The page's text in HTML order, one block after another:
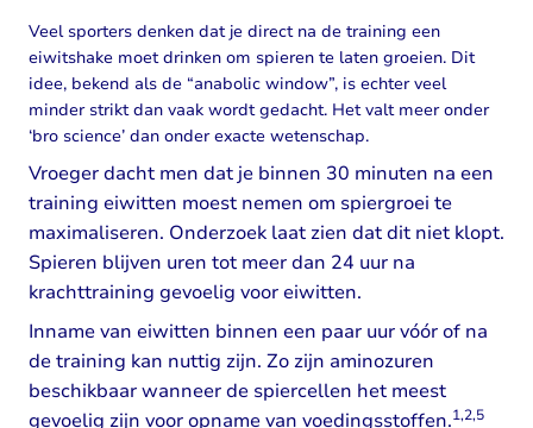
Veel sporters denken dat je direct na de training een
eiwitshake moet drinken om spieren te laten groeien. Dit
idee, bekend als de “anabolic window”, is echter veel
minder strikt dan vaak wordt gedacht. Het valt meer onder
‘bro science’ dan onder exacte wetenschap.
Vroeger dacht men dat je binnen 30 minuten na een
training eiwitten moest nemen om spiergroei te
maximaliseren. Onderzoek laat zien dat dit niet klopt.
Spieren blijven uren tot meer dan 24 uur na
krachttraining gevoelig voor eiwitten.
Inname van eiwitten binnen een paar uur vóór of na
de training kan nuttig zijn. Zo zijn aminozuren
beschikbaar wanneer de spiercellen het meest
gevoelig zijn voor opname van voedingsstoffen.1,2,5